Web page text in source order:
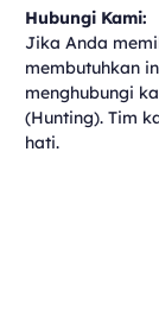
Hubungi Kami:
Jika Anda
membutuhkan
menghubungi
(Hunting). Tim
hati.